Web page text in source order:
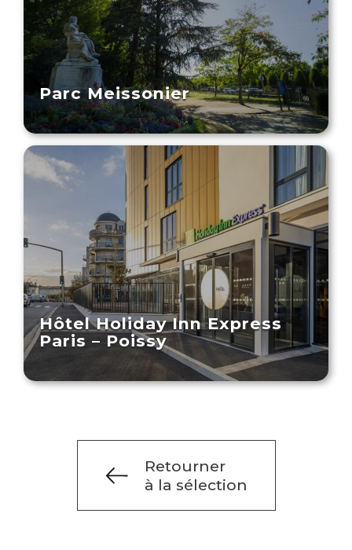
Parc Meissonier
Hôtel Holiday Inn Express
Paris – Poissy
Retourner
à la sélection